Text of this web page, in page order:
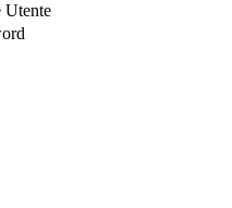
Utente